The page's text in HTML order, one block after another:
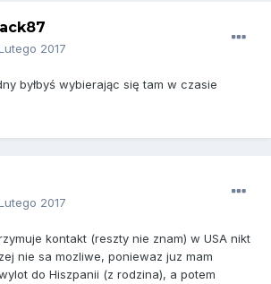
2017
byłbyś wybierając się tam w czasie
2017
kontakt (reszty nie znam) w USA nikt
nie sa mozliwe, poniewaz juz mam
do Hiszpanii (z rodzina), a potem